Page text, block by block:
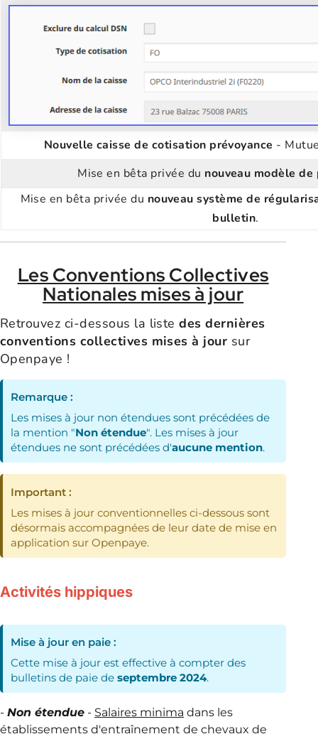
Nouvelle caisse de cotisation prévoyance -
Mise en bêta privée du nouveau modèle de
Mise en bêta privée du nouveau système de
bulletin.
Les Conventions Collectives
Nationales mises à jour
Retrouvez ci-dessous la listedes dernières
conventions collectives mises à jour sur
Openpaye !
Remarque :
Les mises à jour non étendues sont précédées de
la mention "Non étendue". Les mises à jour
étendues ne sont précédées d'aucune mention.
Important :
Les mises à jour conventionnelles ci-dessous sont
désormais accompagnées de leur date de mise en
application sur Openpaye.
Activités hippiques
Mise à jour en paie :
Cette mise à jour est effective à compter des
bulletins de paie deseptembre 2024.
- Non étendue - Salaires minima dans les
établissements d'entraînement de chevaux de